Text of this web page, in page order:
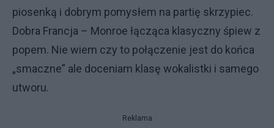
piosenką i dobrym pomysłem na partię skrzypiec.
Dobra Francja – Monroe łącząca klasyczny śpiew z
popem. Nie wiem czy to połączenie jest do końca
„smaczne” ale doceniam klasę wokalistki i samego
utworu.
Reklama